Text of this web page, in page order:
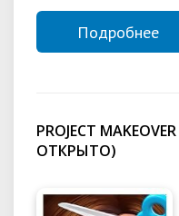
Подробнее
PROJECT
ОТКРЫТО)